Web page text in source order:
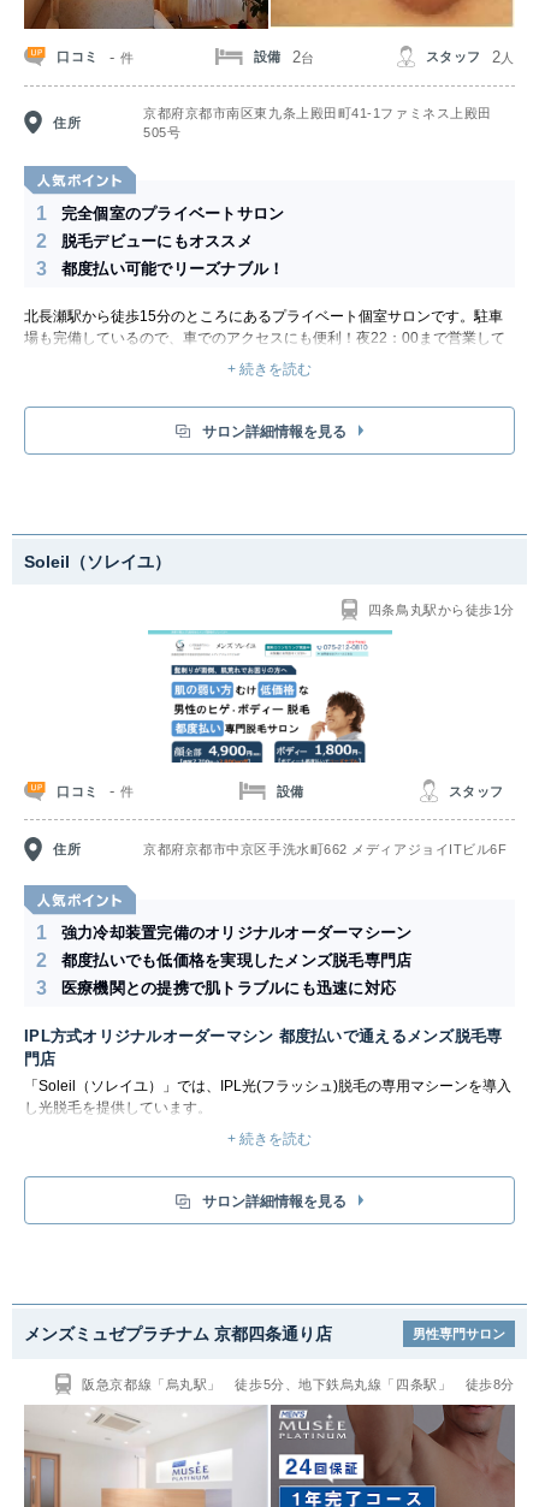
口コミ -件 設備 2台 スタッフ 2 人
住所
京都府京都市南区東九条上殿田町41-1ファミネス上殿田
505号
1 完全個室のプライベートサロン
2 脱毛デビューにもオススメ
3 都度払い可能でリーズナブル！
北長瀬駅から徒歩15分のところにあるプライベート個室サロンです。駐車
場も完備しているので、車でのアクセスにも便利！夜22：00まで営業して
おり、夜遅くなっても通いやすいです。仕事帰りや買い物のついでなど、ち
ょっとした空き時間にぜひ立ち寄ってみましょう。
プローチします。自己処理いらずのツルツル肌になりましょう。痛みの少な
+ 続きを読む
サロン詳細情報を見る
Soleil（ソレイユ）
四条鳥丸駅から徒歩1分
口コミ -件 設備 スタッフ
住所 京都府京都市中京区手洗水町662 メディアジョイITビル6F
1 強力冷却装置完備のオリジナルオーダーマシーン
2 都度払いでも低価格を実現したメンズ脱毛専門店
3 医療機関との提携で肌トラブルにも迅速に対応
IPL方式オリジナルオーダーマシン 都度払いで通えるメンズ脱毛専
門店
「Soleil（ソレイユ）」では、IPL光(フラッシュ)脱毛の専用マシーンを導入
し光脱毛を提供しています。
Men’sSOLEILオリジナルオーダーマシーンは強力冷却装置で-4℃で肌を冷
やしながら照射するので、痛みも少なく肌に優しい施術が出来ます。さら
た施術を提供しているので、肌荒れニキビでお悩みの方でも脱毛出来ます。
ーさも魅力で、看板メニューの顔全体脱毛にかかる時間は15分。さらに、
サロンでは医療機関と提携しており、万が一肌トラブルが起きても提携クリ
ニックで優先的に診察してもらえるようなシステムも整っています。
+ 続きを読む
サロン詳細情報を見る
メンズミュゼプラチナム 京都四条通り店 男性専門サロン
阪急京都線「烏丸駅」 徒歩5分、地下鉄烏丸線「四条駅」 徒歩8分